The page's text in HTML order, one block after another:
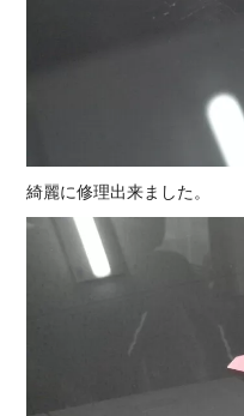
綺麗に修理出来ました。